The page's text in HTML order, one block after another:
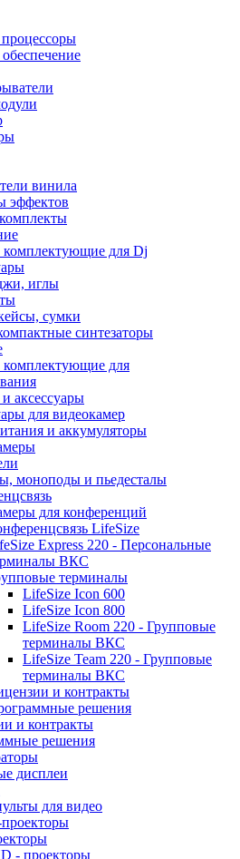
винила
эффектов
комплектующие для Dj
иглы
сумки
синтезаторы
комплектующие для
аксессуары
для видеокамер
и аккумуляторы
моноподы и пьедесталы
для конференций
LifeSize
Express 220 - Персональные
ВКС
терминалы
LifeSize Icon 600
LifeSize Icon 800
LifeSize Room 220 - Групповые
терминалы ВКС
LifeSize Team 220 - Групповые
терминалы ВКС
и контракты
решения
и контракты
решения
дисплеи
для видео
- проекторы